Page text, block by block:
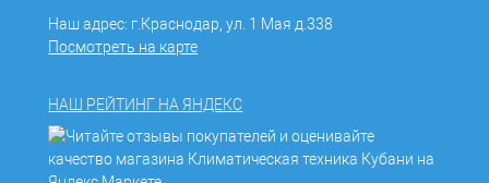
Наш адрес: г.Краснодар, ул. 1 Мая д.338
Посмотреть на карте
НАШ РЕЙТИНГ НА ЯНДЕКС